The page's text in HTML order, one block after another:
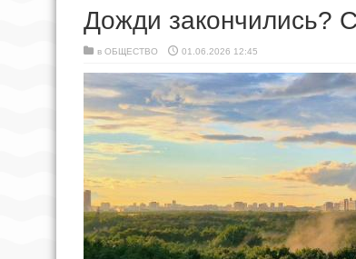
Дожди закончились?
в ОБЩЕСТВО 01.06.2026 12:45